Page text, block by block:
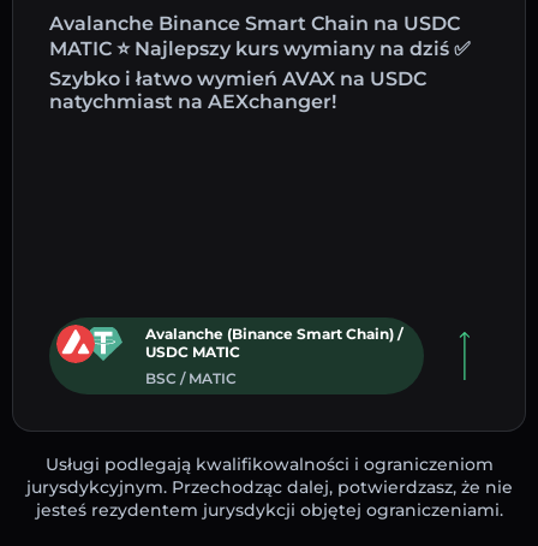
Avalanche Binance Smart Chain na USDC
MATIC ⭐ Najlepszy kurs wymiany na dziś ✅
Szybko i łatwo wymień AVAX na USDC
natychmiast na AEXchanger!
Avalanche (Binance Smart Chain) /
USDC MATIC
BSC / MATIC
Usługi podlegają kwalifikowalności i ograniczeniom
jurysdykcyjnym. Przechodząc dalej, potwierdzasz, że nie
jesteś rezydentem jurysdykcji objętej ograniczeniami.